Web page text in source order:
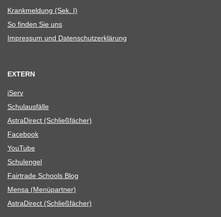
Krank­mel­dung (Sek. I)
So fin­den Sie uns
Impres­sum und Datenschutzerklärung
EXTERN
iServ
Schul­aus­fälle
Astra­Di­rect (Schließ­fä­cher)
Face­book
You­Tube
Schul­en­gel
Fair­trade Schools Blog
Mensa (Menü­part­ner)
Astra­Di­rect (Schließ­fä­cher)